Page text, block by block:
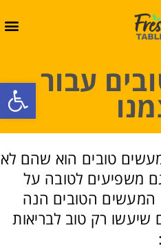
עבור
טובים הוא שהם לא
משפיעים לטובה על
המעשים הטובים הנה
שיעשו רק טוב לבריאות